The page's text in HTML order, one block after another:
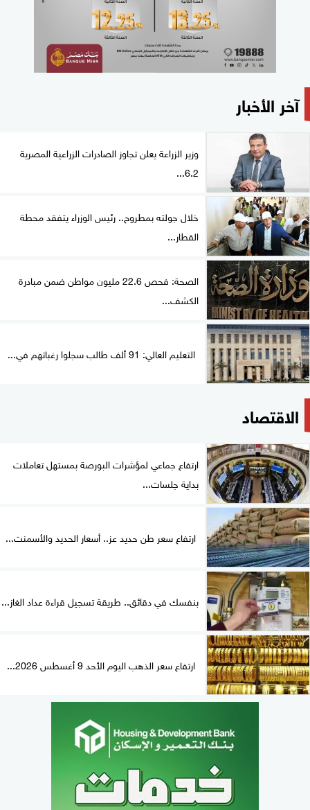
آخر الأخبار
وزير الزراعة يعلن تجاوز الصادرات الزراعية المصرية
6.2...
خلال جولته بمطروح.. رئيس الوزراء يتفقد محطة
القطار...
الصحة: فحص 22.6 مليون مواطن ضمن مبادرة
الكشف...
التعليم العالي: 91 ألف طالب سجلوا رغباتهم في...
الاقتصاد
ارتفاع جماعي لمؤشرات البورصة بمستهل تعاملات
بداية جلسات...
ارتفاع سعر طن حديد عز.. أسعار الحديد والأسمنت...
بنفسك في دقائق.. طريقة تسجيل قراءة عداد الغاز...
ارتفاع سعر الذهب اليوم الأحد 9 أغسطس 2026...